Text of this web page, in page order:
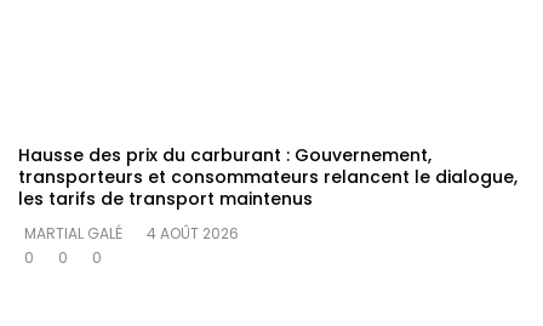
Hausse des prix du carburant : Gouvernement,
transporteurs et consommateurs relancent le dialogue,
les tarifs de transport maintenus
MARTIAL GALÉ
4 AOÛT 2026
0
0 0